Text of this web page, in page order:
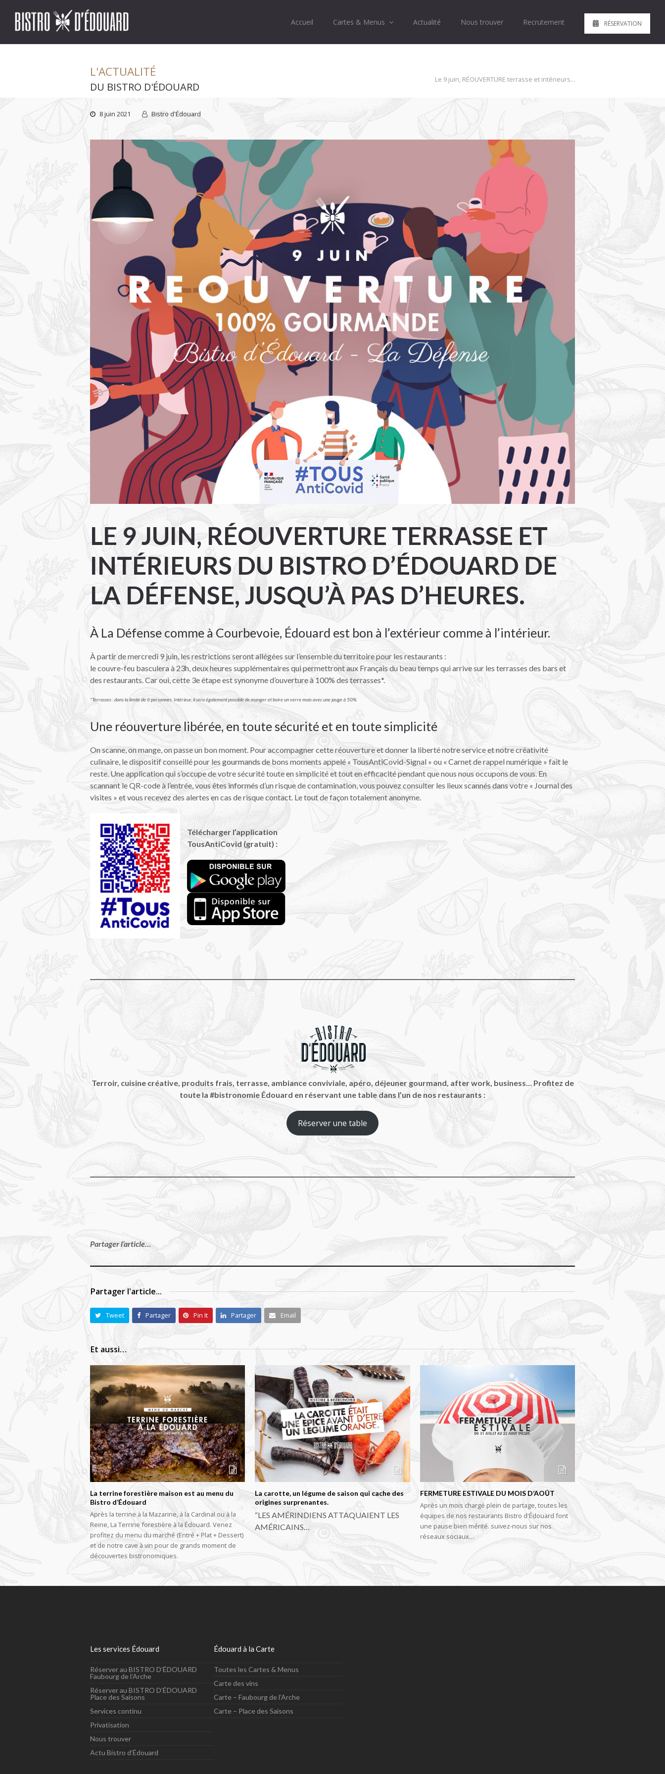
Accueil Cartes & Menus Actualité Nous trouver Recrutement RÉSERVATION
L'ACTUALITÉ
DU BISTRO D'ÉDOUARD
Le 9 juin, RÉOUVERTURE terrasse et intérieurs…
8 juin 2021 Bistro d'Édouard
LE 9 JUIN, RÉOUVERTURE TERRASSE ET
INTÉRIEURS DU BISTRO D’ÉDOUARD DE
LA DÉFENSE, JUSQU’À PAS D’HEURES.
À La Défense comme à Courbevoie, Édouard est bon à l’extérieur comme à l’intérieur.
À partir de mercredi 9 juin, les restrictions seront allégées sur l’ensemble du territoire pour les restaurants :
le couvre-feu basculera à 23h, deux heures supplémentaires qui permettront aux Français du beau temps qui arrive sur les terrasses des bars et
des restaurants. Car oui, cette 3e étape est synonyme d’ouverture à 100% des terrasses*.
*Terrasses : dans la limite de 6 personnes. Intérieur, il sera également possible de manger et boire un verre mais avec une jauge à 50%.
Une réouverture libérée, en toute sécurité et en toute simplicité
On scanne, on mange, on passe un bon moment. Pour accompagner cette réouverture et donner la liberté notre service et notre créativité
culinaire, le dispositif conseillé pour les gourmands de bons moments appelé « TousAntiCovid-Signal » ou « Carnet de rappel numérique » fait le
reste. Une application qui s’occupe de votre sécurité toute en simplicité et tout en efficacité pendant que nous nous occupons de vous. En
scannant le QR-code à l’entrée, vous êtes informés d’un risque de contamination, vous pouvez consulter les lieux scannés dans votre « Journal des
visites » et vous recevez des alertes en cas de risque contact. Le tout de façon totalement anonyme.
Télécharger l’application
TousAntiCovid (gratuit) :
Terroir, cuisine créative, produits frais, terrasse, ambiance conviviale, apéro, déjeuner gourmand, after work, business… Profitez de
toute la #bistronomie Édouard en réservant une table dans l’un de nos restaurants :
Réserver une table
Partager l’article…
Partager l'article...
Tweet Partager Pin It Partager Email
Et aussi…
La terrine forestière maison est au menu du
Bistro d’Édouard
Après la terrine à la Mazarine, à la Cardinal ou à la
Reine, La Terrine forestière à la Édouard. Venez
profitez du menu du marché (Entré + Plat + Dessert)
et de notre cave à vin pour de grands moment de
découvertes bistronomiques.
La carotte, un légume de saison qui cache des
origines surprenantes.
“LES AMÉRINDIENS ATTAQUAIENT LES
AMÉRICAINS…
FERMETURE ESTIVALE DU MOIS D’AOÛT
Après un mois chargé plein de partage, toutes les
équipes de nos restaurants Bistro d'Édouard font
une pause bien mérité. suivez-nous sur nos
réseaux sociaux…
Les services Édouard
Réserver au BISTRO D’ÉDOUARD
Faubourg de l’Arche
Réserver au BISTRO D’ÉDOUARD
Place des Saisons
Services continu
Privatisation
Nous trouver
Actu Bistro d’Édouard
Édouard à la Carte
Toutes les Cartes & Menus
Carte des vins
Carte – Faubourg de l’Arche
Carte – Place des Saisons